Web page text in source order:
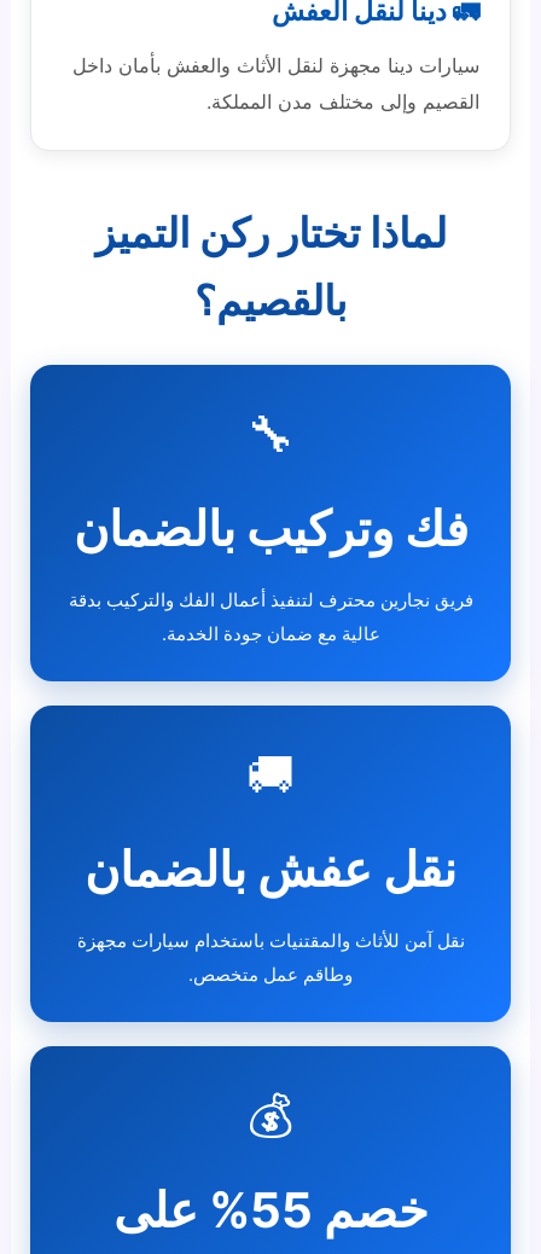
🚛 دينا لنقل العفش
سيارات دينا مجهزة لنقل الأثاث والعفش بأمان داخل
القصيم وإلى مختلف مدن المملكة.
لماذا تختار ركن التميز
بالقصيم؟
🔧
فك وتركيب بالضمان
فريق نجارين محترف لتنفيذ أعمال الفك والتركيب بدقة
عالية مع ضمان جودة الخدمة.
🚚
نقل عفش بالضمان
نقل آمن للأثاث والمقتنيات باستخدام سيارات مجهزة
وطاقم عمل متخصص.
💰
خصم 55% على